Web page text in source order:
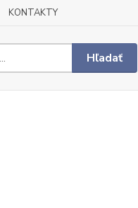
KONTAKTY
Hľadať